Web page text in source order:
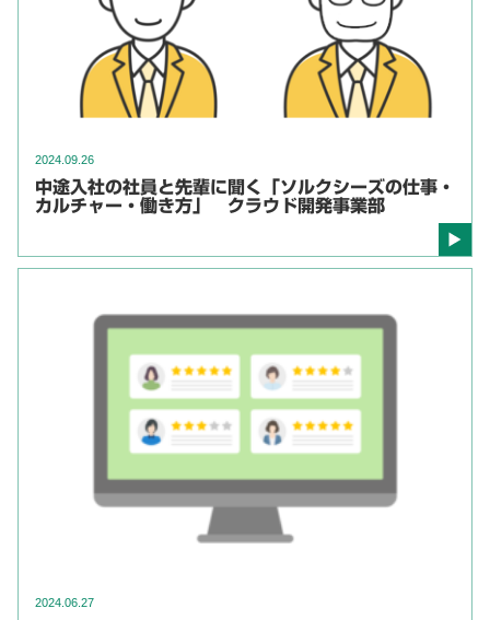
2024.09.26
中途入社の社員と先輩に聞く「ソルクシーズの仕事・
カルチャー・働き方」 クラウド開発事業部
2024.06.27